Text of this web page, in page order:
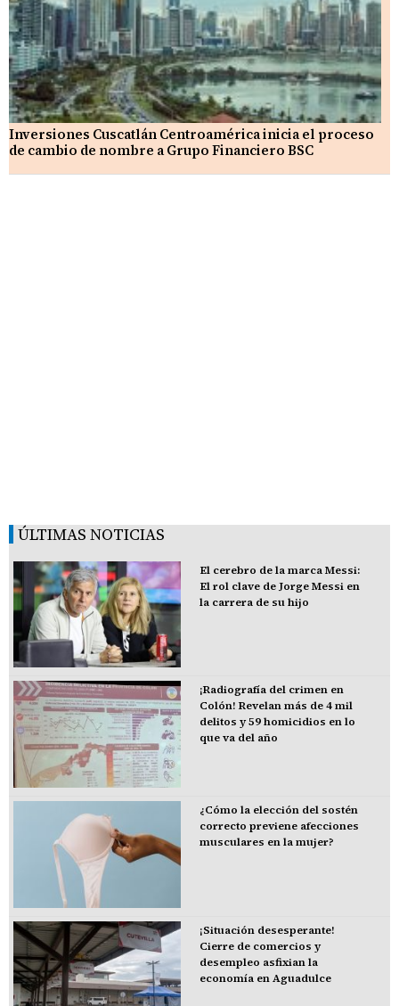
Inversiones Cuscatlán Centroamérica inicia el proceso
de cambio de nombre a Grupo Financiero BSC
ÚLTIMAS NOTICIAS
El cerebro de la marca Messi:
El rol clave de Jorge Messi en
la carrera de su hijo
¡Radiografía del crimen en
Colón! Revelan más de 4 mil
delitos y 59 homicidios en lo
que va del año
¿Cómo la elección del sostén
correcto previene afecciones
musculares en la mujer?
¡Situación desesperante!
Cierre de comercios y
desempleo asfixian la
economía en Aguadulce